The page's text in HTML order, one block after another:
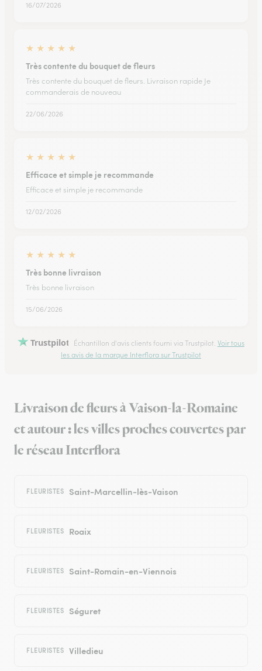
16/07/2026
★ ★ ★ ★ ★
Très contente du bouquet de fleurs
Très contente du bouquet de fleurs. Livraison rapide Je
commanderais de nouveau
22/06/2026
★ ★ ★ ★ ★
Efficace et simple je recommande
Efficace et simple je recommande
12/02/2026
★ ★ ★ ★ ★
Très bonne livraison
Très bonne livraison
15/06/2026
Trustpilot Échantillon d'avis clients fourni via Trustpilot. Voir tous
les avis de la marque Interflora sur Trustpilot
Livraison de fleurs à Vaison-la-Romaine
et autour : les villes proches couvertes par
le réseau Interflora
FLEURISTES Saint-Marcellin-lès-Vaison
FLEURISTES Roaix
FLEURISTES Saint-Romain-en-Viennois
FLEURISTES Séguret
FLEURISTES Villedieu